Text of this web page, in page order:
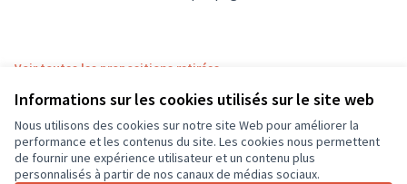
Informations sur les cookies utilisés sur le site web
Nous utilisons des cookies sur notre site Web pour améliorer la
performance et les contenus du site. Les cookies nous permettent
de fournir une expérience utilisateur et un contenu plus
personnalisés à partir de nos canaux de médias sociaux.
Voir toutes les propositions retirées
Conditions d'utilisation
Paramètres des cookies
CD37 sur XCD37 sur Facebook
CD37 sur Instagram
CD37 sur YouTube